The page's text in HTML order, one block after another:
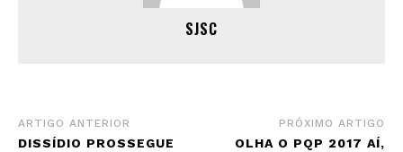
SJSC
ARTIGO ANTERIOR
DISSÍDIO PROSSEGUE
PRÓXIMO ARTIGO
OLHA O PQP 2017 AÍ,